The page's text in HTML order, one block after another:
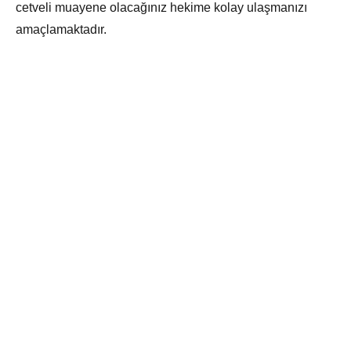
cetveli muayene olacağınız hekime kolay ulaşmanızı
amaçlamaktadır.